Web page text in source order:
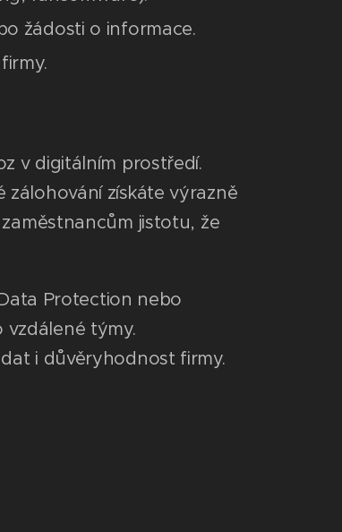
žádosti o informace.
v digitálním prostředí.
získáte výrazně
jistotu, že
Protection nebo
týmy.
i důvěryhodnost firmy.